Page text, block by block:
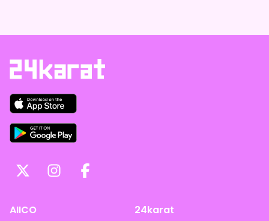
AIICO 24karat